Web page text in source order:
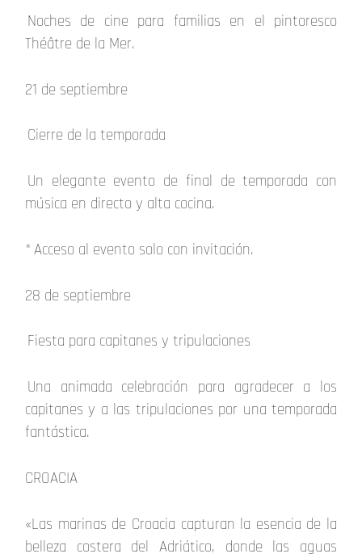
Noches de cine para familias en el pintoresco
Théâtre de la Mer.
21 de septiembre
Cierre de la temporada
Un elegante evento de final de temporada con
música en directo y alta cocina.
* Acceso al evento solo con invitación.
28 de septiembre
Fiesta para capitanes y tripulaciones
Una animada celebración para agradecer a los
capitanes y a las tripulaciones por una temporada
fantástica.
CROACIA
«Las marinas de Croacia capturan la esencia de la
belleza costera del Adriático, donde las aguas